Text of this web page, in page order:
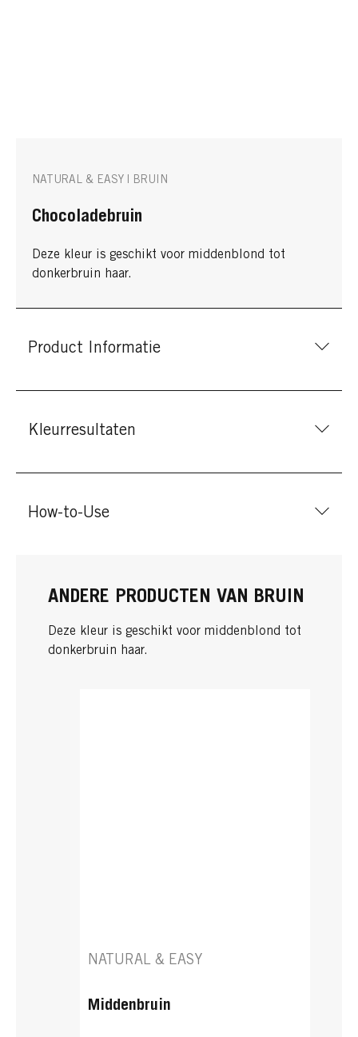
NATURAL & EASY | BRUIN
Chocoladebruin
Deze kleur is geschikt voor middenblond tot
donkerbruin haar.
Product Informatie
Kleurresultaten
How-to-Use
ANDERE PRODUCTEN VAN BRUIN
Deze kleur is geschikt voor middenblond tot
donkerbruin haar.
NATURAL & EASY
Middenbruin